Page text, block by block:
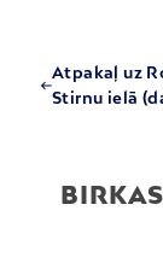
Atpakaļ uz
Stirnu ielā
BIRKAS